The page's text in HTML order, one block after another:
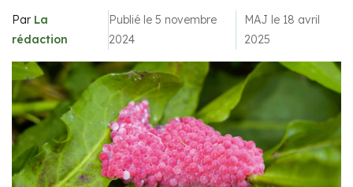
Par La
rédaction
Publié le 5 novembre
2024
MAJ le 18 avril
2025